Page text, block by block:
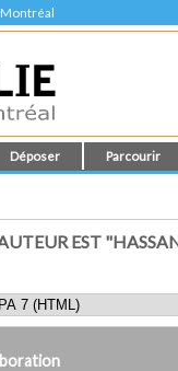
Déposer Parcourir
EST